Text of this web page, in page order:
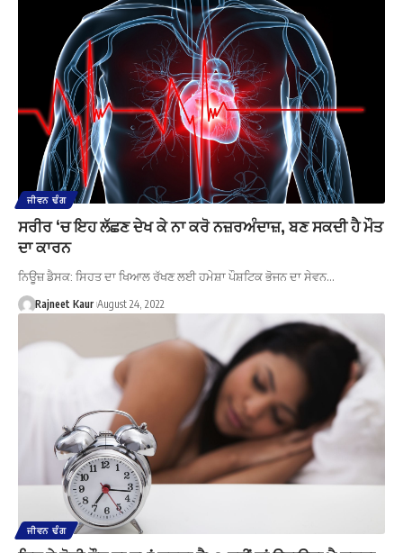
ਜੀਵਨ ਢੰਗ
ਸਰੀਰ ‘ਚ ਇਹ ਲੱਛਣ ਦੇਖ ਕੇ ਨਾ ਕਰੋ ਨਜ਼ਰਅੰਦਾਜ਼, ਬਣ ਸਕਦੀ ਹੈ ਮੌਤ
ਦਾ ਕਾਰਨ
ਨਿਊਜ਼ ਡੈਸਕ: ਸਿਹਤ ਦਾ ਖਿਆਲ ਰੱਖਣ ਲਈ ਹਮੇਸ਼ਾ ਪੌਸ਼ਟਿਕ ਭੋਜਨ ਦਾ ਸੇਵਨ…
Rajneet Kaur August 24, 2022
ਜੀਵਨ ਢੰਗ